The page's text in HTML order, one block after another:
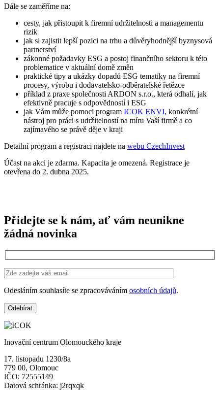
Dále se zaměříme na:
cesty, jak přistoupit k firemní udržitelnosti a managementu
rizik
jak si zajistit lepší pozici na trhu a důvěryhodnější byznysová
partnerství
zákonné požadavky ESG a postoj finančního sektoru k této
problematice v aktuální domě změn
praktické tipy a ukázky dopadů ESG tematiky na firemní
procesy, výrobu i dodavatelsko-odběratelské řetězce
příklad z praxe společnosti ARDON s.r.o., která odhalí, jak
efektivně pracuje s odpovědností i ESG
jak Vám může pomoci program ICOK ENVI, konkrétní
nástroj pro práci s udržitelností na míru Vaší firmě a co
zajímavého se právě děje v kraji
Detailní program a registraci najdete na webu CzechInvest
Účast na akci je zdarma. Kapacita je omezená. Registrace je
otevřena do 2. dubna 2025.
Přidejte se k nám, ať vám neunikne
žádná novinka
Odesláním souhlasíte se zpracováváním osobních údajů.
Inovační centrum Olomouckého kraje
17. listopadu 1230/8a
779 00, Olomouc
IČO: 72555149
Datová schránka: j2rqxqk